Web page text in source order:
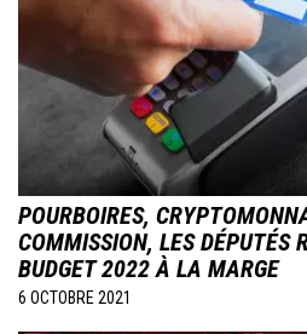
POURBOIRES,
COMMISSION, LES DÉPUTÉS
BUDGET 2022 À LA MARGE
6 OCTOBRE 2021